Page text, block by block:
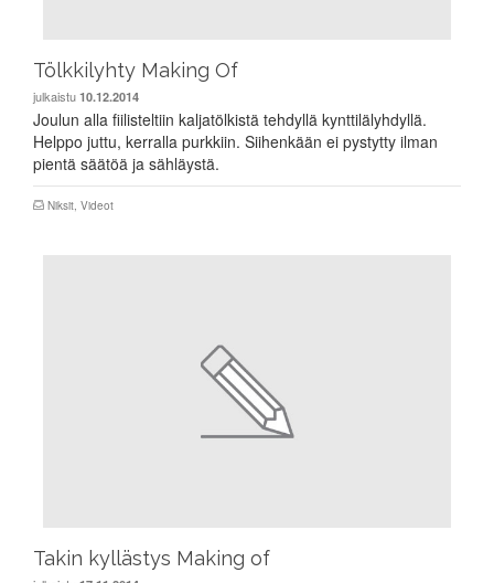
Tölkkilyhty Making Of
julkaistu 10.12.2014
Joulun alla fiilisteltiin kaljatölkistä tehdyllä kynttilälyhdyllä.
Helppo juttu, kerralla purkkiin. Siihenkään ei pystytty ilman
pientä säätöä ja sähläystä.
Niksit, Videot
Takin kyllästys Making of